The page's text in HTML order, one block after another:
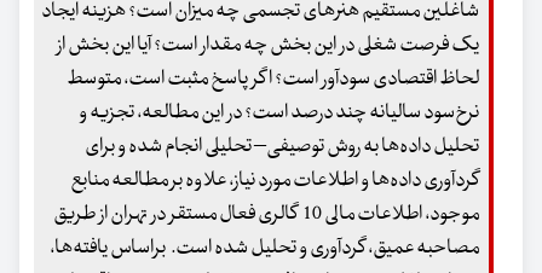
شاغلین مستقیم هنرهای تجسمی چه میزان است؟ هزینه ایجاد
یک فرصت شغلی در این بخش چه مقدار است؟ آیا این بخش از
لحاظ اقتصادی سودآور است؟ اگر پاسخ مثبت است، متوسط
نرخ‌سود سالیانه چند درصد است؟ در این مطالعه، تجزیه و
تحلیل داده‌ها به روش توصیفی– تحلیلی انجام شده و برای
گردآوری داده‌ها و اطلاعات مورد نیاز، علاوه بر مطالعه منابع
موجود، اطلاعات مالی 10 گالری فعال مستقر در تهران از طریق
مصاحبه عمیق، گردآوری و تحلیل شده است. براساس یافته‌ها،